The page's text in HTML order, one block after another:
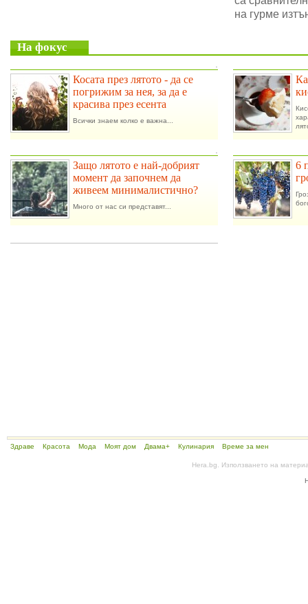
на гурме
На фокус
Косата през лятото - да се
погрижим за нея, за да е
красива през есента
Всички знаем колко е важна...
Защо лятото е най-добрият
момент да започнем да
живеем минималистично?
Много от нас си представят...
6
Здраве Красота Мода Моят дом Двама+ Кулинария Време за мен
Hera.bg. Използването на